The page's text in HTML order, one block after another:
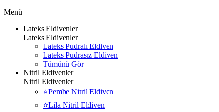
Menü
Lateks Eldivenler
Lateks Eldivenler
Lateks Pudralı Eldiven
Lateks Pudrasız Eldiven
Tümünü Gör
Nitril Eldivenler
Nitril Eldivenler
⭐Pembe Nitril Eldiven
⭐Lila Nitril Eldiven